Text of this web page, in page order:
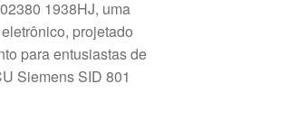
1938HJ, uma
projetado
para entusiastas de
Siemens SID 801